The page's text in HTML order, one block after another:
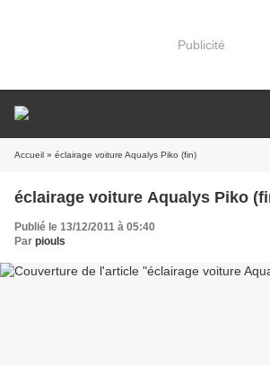
Publicité
Accueil » éclairage voiture Aqualys Piko (fin)
éclairage voiture Aqualys Piko
Publié le 13/12/2011 à 05:40
Par piouls